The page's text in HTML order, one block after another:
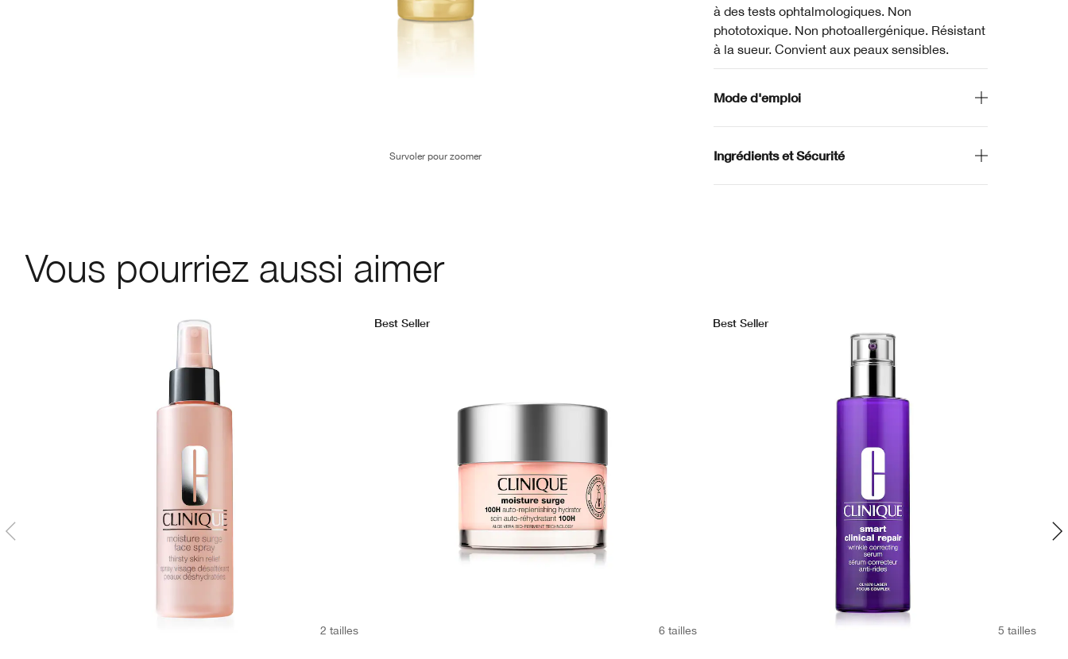
Survoler pour zoomer
à des tests ophtalmologiques. Non
phototoxique. Non photoallergénique. Résistant
à la sueur. Convient aux peaux sensibles.
Mode d'emploi
Ingrédients et Sécurité
Vous pourriez aussi aimer
2 tailles
Best Seller
6 tailles
Best Seller
5 tailles